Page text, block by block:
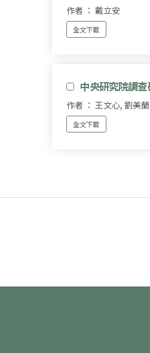
作者 ： 戴立安
全文下載
中央研究院調
作者 ： 王文心, 劉美蘭
全文下載